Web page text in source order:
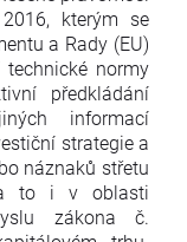
kterým se
a Rady (EU)
normy
předkládání
informací
strategie a
náznaků střetu
to i v oblasti
zákona č.